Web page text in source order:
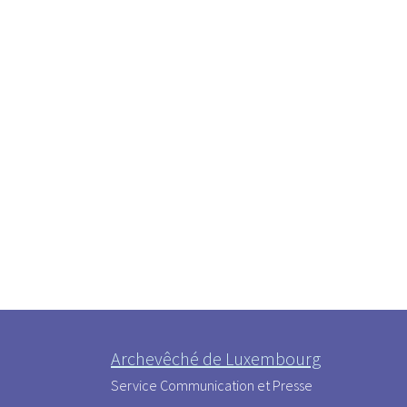
Archevêché de Luxembourg
Service Communication et Presse